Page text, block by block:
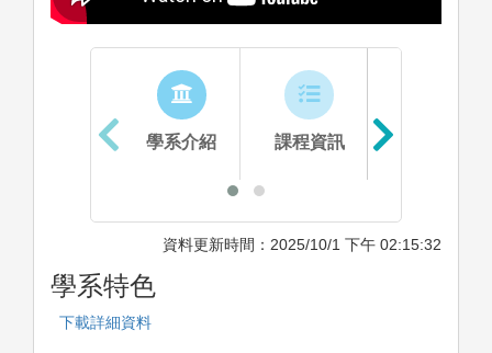
學系介紹 課程資訊
資料更新時間：2025/10/1 下午 02:15:32
學系特色
下載詳細資料